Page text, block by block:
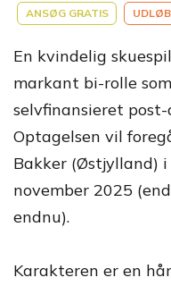
ANSØG GRATIS
En kvindelig
markant bi-rolle
selvfinansieret
Optagelsen vil
Bakker (Østjylland) i
november 2025
endnu).
Karakteren er en